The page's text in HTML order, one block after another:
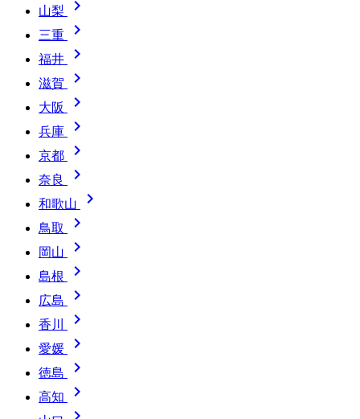
山梨 
三重 
福井 
滋賀 
大阪 
兵庫 
京都 
奈良 
和歌山 
鳥取 
岡山 
島根 
広島 
香川 
愛媛 
徳島 
高知 